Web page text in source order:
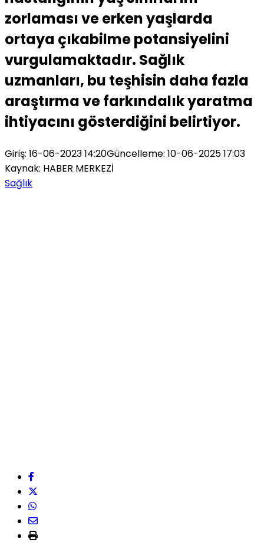
zorlaması ve erken yaşlarda
ortaya çıkabilme potansiyelini
vurgulamaktadır. Sağlık
uzmanları, bu teşhisin daha fazla
araştırma ve farkındalık yaratma
ihtiyacını gösterdiğini belirtiyor.
Giriş: 16-06-2023 14:20Güncelleme: 10-06-2025 17:03
Kaynak: HABER MERKEZİ
Sağlık